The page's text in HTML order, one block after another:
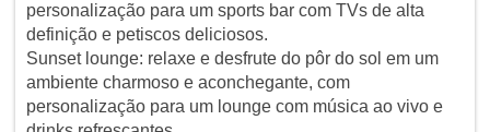
personalização para um sports bar com TVs de alta
definição e petiscos deliciosos.
Sunset lounge: relaxe e desfrute do pôr do sol em um
ambiente charmoso e aconchegante, com
personalização para um lounge com música ao vivo e